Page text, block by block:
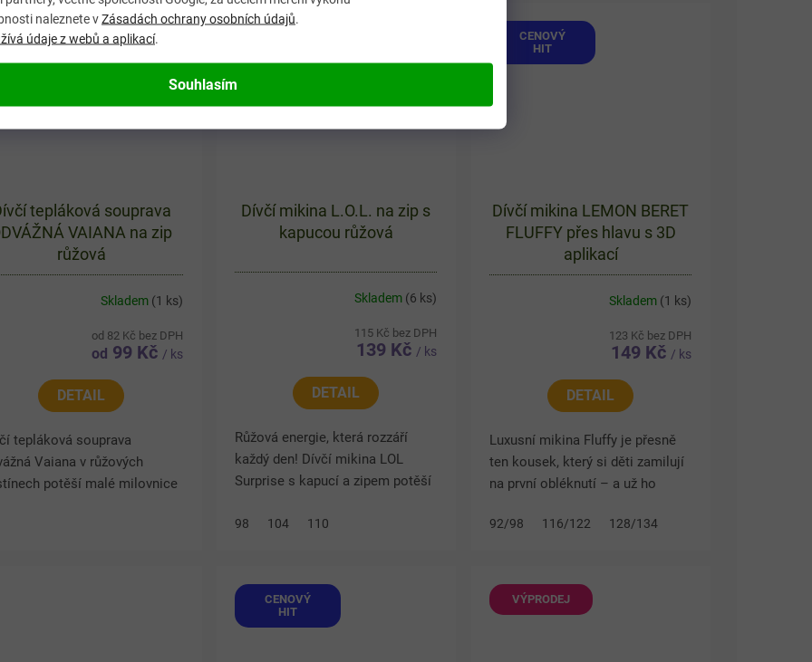
naleznete vZásadách ochrany osobních údajů.
údaje z webů a aplikací.
Souhlasím
VÝPRODEJ
tepláková souprava
VAIANA na zip
růžová
Skladem (1 ks)
od 82 Kč bez DPH
od 99 Kč / ks
DETAIL
tepláková souprava
Vaiana v růžových
potěší malé milovnice
mikinu na zip s
Dívčí mikina L.O.L. na zip s
kapucou růžová
Skladem (6 ks)
115 Kč bez DPH
139 Kč / ks
DETAIL
Růžová energie, která rozzáří
každý den! Dívčí mikina LOL
Surprise s kapucí a zipem potěší
Bavlněný materiál je příjemný na
98 104 110
CENOVÝ
HIT
Dívčí mikina LEMON BERET
FLUFFY přes hlavu s 3D
aplikací
Skladem (1 ks)
123 Kč bez DPH
149 Kč / ks
DETAIL
Luxusní mikina Fluffy je přesně
ten kousek, který si děti zamilují
na první obléknutí – a už ho
jedinečná dětská mikina pro
92/98 116/122 128/134
CENOVÝ
HIT
VÝPRODEJ